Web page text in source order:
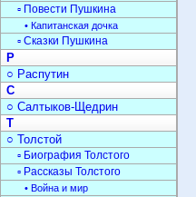
▫ Повести Пушкина
• Капитанская дочка
▫ Сказки Пушкина
Р
○ Распутин
С
○ Салтыков-Щедрин
Т
○ Толстой
▫ Биография Толстого
▫ Рассказы Толстого
• Война и мир